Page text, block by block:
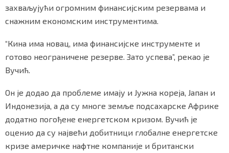
захваљујући огромним финансијским резервама и
снажним економским инструментима.
“Кина има новац, има финансијске инструменте и
готово неограничене резерве. Зато успева”, рекао је
Вучић.
Он је додао да проблеме имају и Јужна кореја, Јапан и
Индонезија, а да су многе земље подсахарске Африке
додатно погођене енергетском кризом. Вучић је
оценио да су највећи добитници глобалне енергетске
кризе америчке нафтне компаније и британски